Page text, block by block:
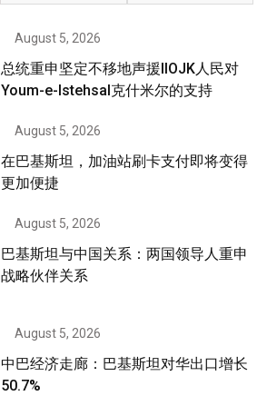
August 5, 2026
总统重申坚定不移地声援IIOJK人民对
Youm-e-Istehsal克什米尔的支持
August 5, 2026
在巴基斯坦，加油站刷卡支付即将变得
更加便捷
August 5, 2026
巴基斯坦与中国关系：两国领导人重申
战略伙伴关系
August 5, 2026
中巴经济走廊：巴基斯坦对华出口增长
50.7%